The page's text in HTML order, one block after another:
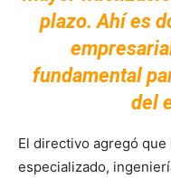
plazo. Ahí es
fundamental
del
El directivo agregó
especializado,